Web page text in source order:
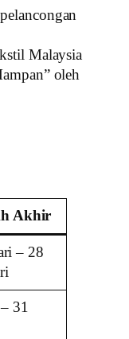
Malaysia
oleh
Akhir
– 28
31